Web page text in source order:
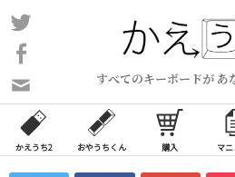
コ
ン
ン
ツ
ス
すべてのキーボードが あ
い
合
わ
かえうち2 おやうちくん 購入 マ